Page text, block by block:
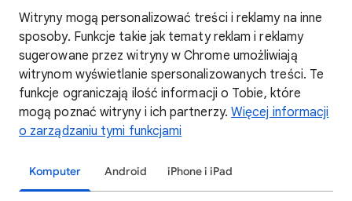
Witryny mogą personalizować treści i reklamy na inne
sposoby. Funkcje takie jak tematy reklam i reklamy
sugerowane przez witryny w Chrome umożliwiają
witrynom wyświetlanie spersonalizowanych treści. Te
funkcje ograniczają ilość informacji o Tobie, które
mogą poznać witryny i ich partnerzy. Więcej informacji
o zarządzaniu tymi funkcjami
Komputer Android iPhone i iPad